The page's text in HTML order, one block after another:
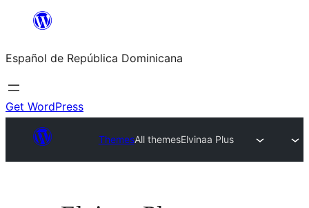
Saltar
contenido
Español de República Dominicana
Get WordPress
ThemesAll themesElvinaa Plus